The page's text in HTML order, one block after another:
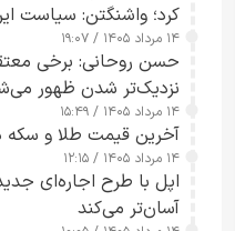
کرد؛ واشنگتن: سیاست
۱۴ مرداد ۱۴۰۵ / ۱۹:۰۷
حسن روحانی: برخی
نزدیک‌تر شدن ظهور
۱۴ مرداد ۱۴۰۵ / ۱۵:۴۹
آخرین قیمت طلا و سکه در 14 مرداد+
۱۴ مرداد ۱۴۰۵ / ۱۲:۱۵
اپل با طرح اجاره‌ای
آسان‌تر می‌کند